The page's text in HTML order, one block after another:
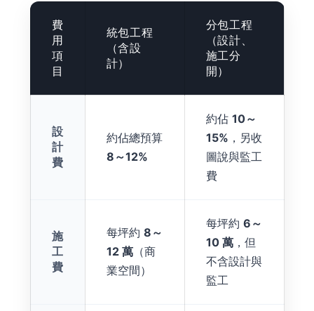
費
用
項
目
統包工程
（含設
計）
分包工程
（設計、
施工分
開）
設
計
費
約佔總預算
8～12%
約佔 10～
15% ，另收
圖說與監工
費
施
工
費
每坪約 8～
12 萬（商
業空間）
每坪約 6～
10 萬，但
不含設計與
監工